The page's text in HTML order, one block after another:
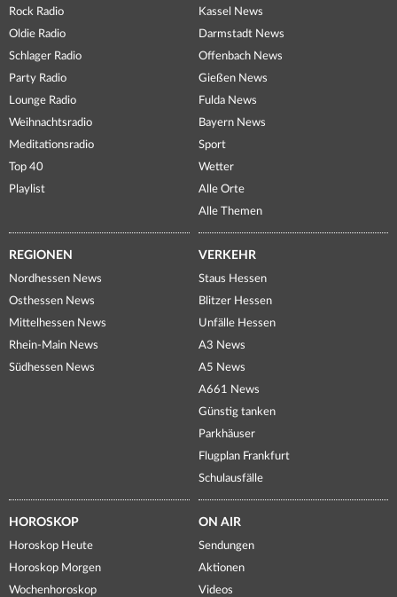
Rock Radio
Oldie Radio
Schlager Radio
Party Radio
Lounge Radio
Weihnachtsradio
Meditationsradio
Top 40
Playlist
Kassel News
Darmstadt News
Offenbach News
Gießen News
Fulda News
Bayern News
Sport
Wetter
Alle Orte
Alle Themen
REGIONEN
Nordhessen News
Osthessen News
Mittelhessen News
Rhein-Main News
Südhessen News
VERKEHR
Staus Hessen
Blitzer Hessen
Unfälle Hessen
A3 News
A5 News
A661 News
Günstig tanken
Parkhäuser
Flugplan Frankfurt
Schulausfälle
HOROSKOP
Horoskop Heute
Horoskop Morgen
Wochenhoroskop
ON AIR
Sendungen
Aktionen
Videos